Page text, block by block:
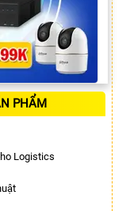
PHẨM
Logistics